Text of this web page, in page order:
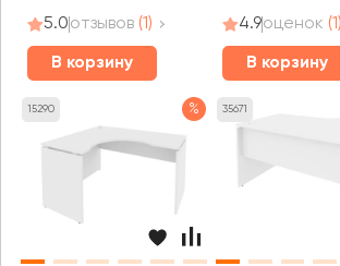
5.0отзывов (1)
В корзину
4.9оценок (1)
В корзину
15290 % 35671